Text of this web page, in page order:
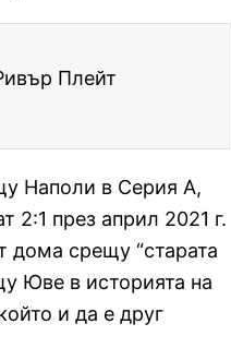
Плейт
Наполи в Серия А,
2:1 през април 2021 г.
дома срещу “старата
Юве в историята на
и да е друг